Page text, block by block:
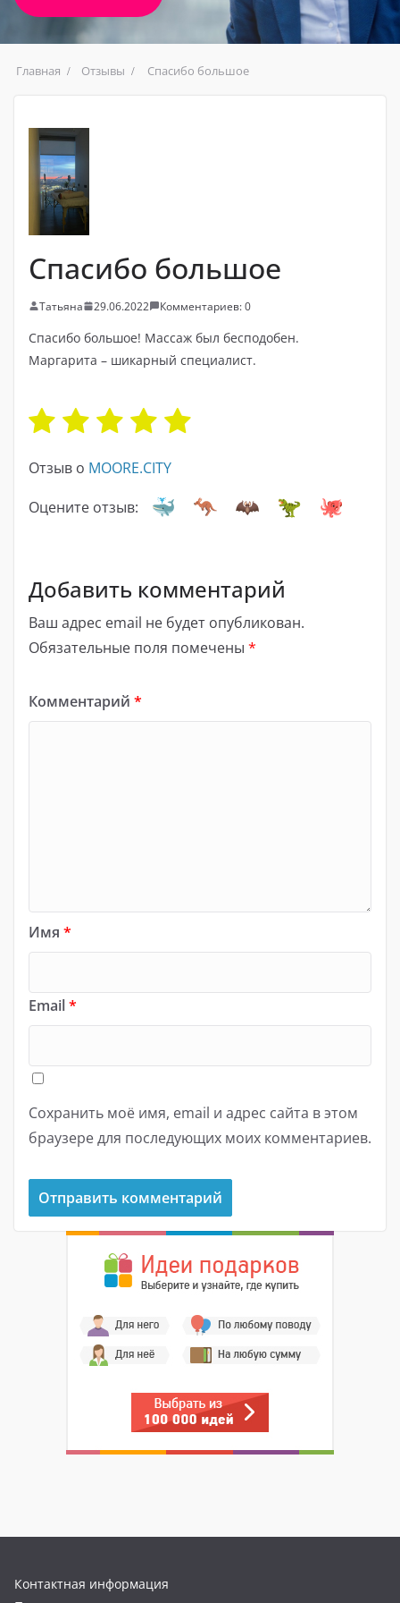
Главная Отзывы Спасибо большое
Спасибо большое
Татьяна 29.06.2022 Комментариев: 0
Спасибо большое! Массаж был бесподобен.
Маргарита – шикарный специалист.
Отзыв о MOORE.CITY
Оцените отзыв:
Добавить комментарий
Ваш адрес email не будет опубликован.
Обязательные поля помечены *
Комментарий *
Имя *
Email*
Сохранить моё имя, email и адрес сайта в этом
браузере для последующих моих комментариев.
Контактная информация